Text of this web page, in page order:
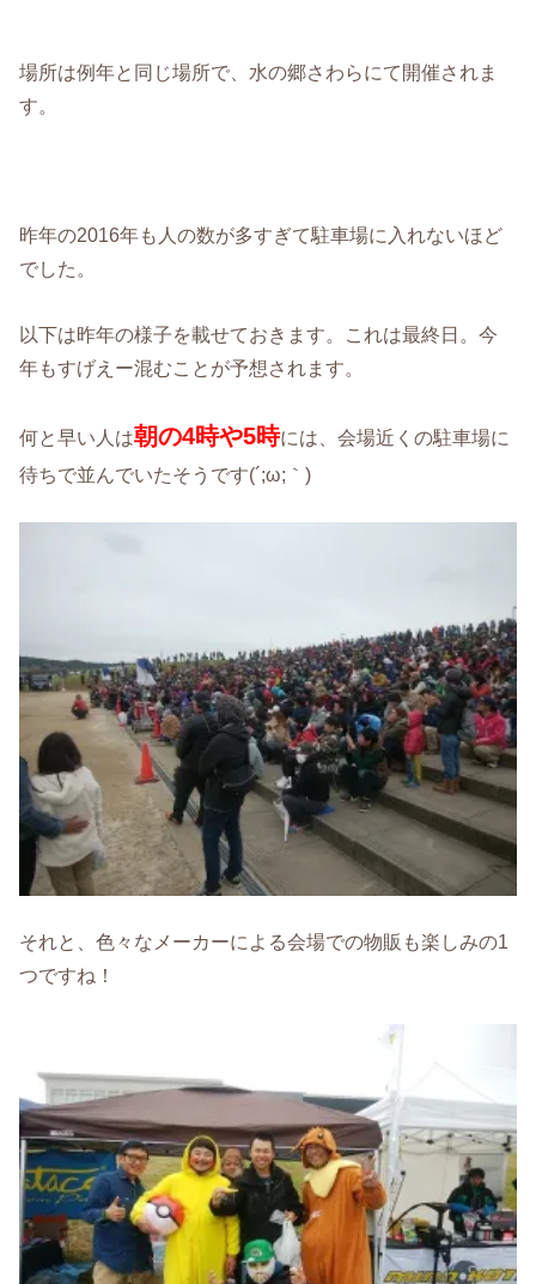
場所は例年と同じ場所で、水の郷さわらにて開催されま
す。
昨年の2016年も人の数が多すぎて駐車場に入れないほど
でした。
以下は昨年の様子を載せておきます。これは最終日。今
年もすげえー混むことが予想されます。
何と早い人は朝の4時や5時には、会場近くの駐車場に
待ちで並んでいたそうです(´;ω;｀)
それと、色々なメーカーによる会場での物販も楽しみの1
つですね！